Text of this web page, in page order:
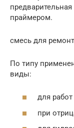
праймером.
смесь для
По типу
виды:
для
при